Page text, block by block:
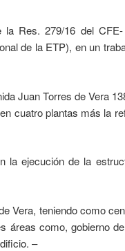
Res. 279/16 del
de la ETP), en un
Juan Torres de Vera
cuatro plantas más la
la ejecución de la
Vera, teniendo como
áreas como, gobierno
–